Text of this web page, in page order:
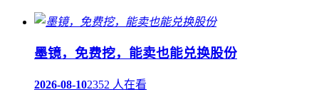
墨镜，免费挖，能卖也能兑换股份
2026-08-102352 人在看